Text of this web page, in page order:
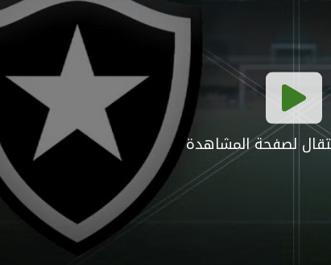
لصفحة المشاهدة